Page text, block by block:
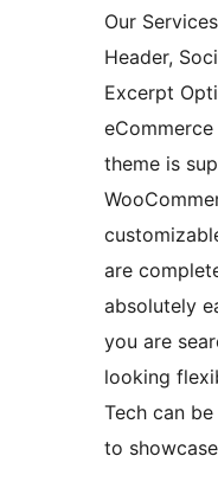
Our
Header,
Excerpt
theme is
are
absolutely
you are
looking
Tech can
to